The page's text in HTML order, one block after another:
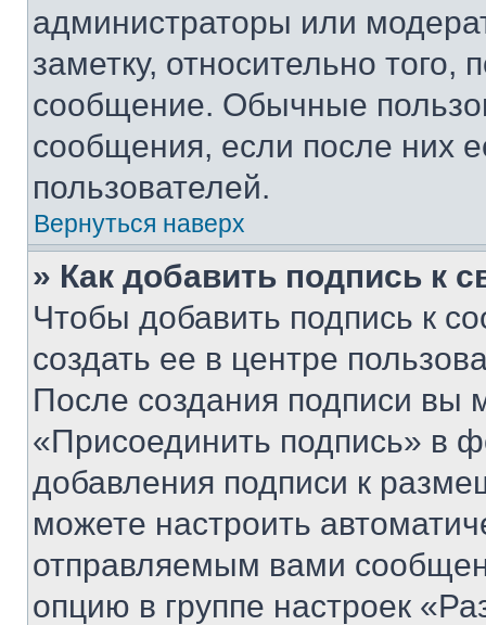
администраторы или
заметку, относительно
сообщение. Обычные
сообщения, если после них
пользователей.
Вернуться наверх
» Как добавить подпись к
Чтобы добавить подпись к
создать ее в центре
После создания подписи вы
«Присоединить подпись» в
добавления подписи к
можете настроить
отправляемым вами
опцию в группе настроек